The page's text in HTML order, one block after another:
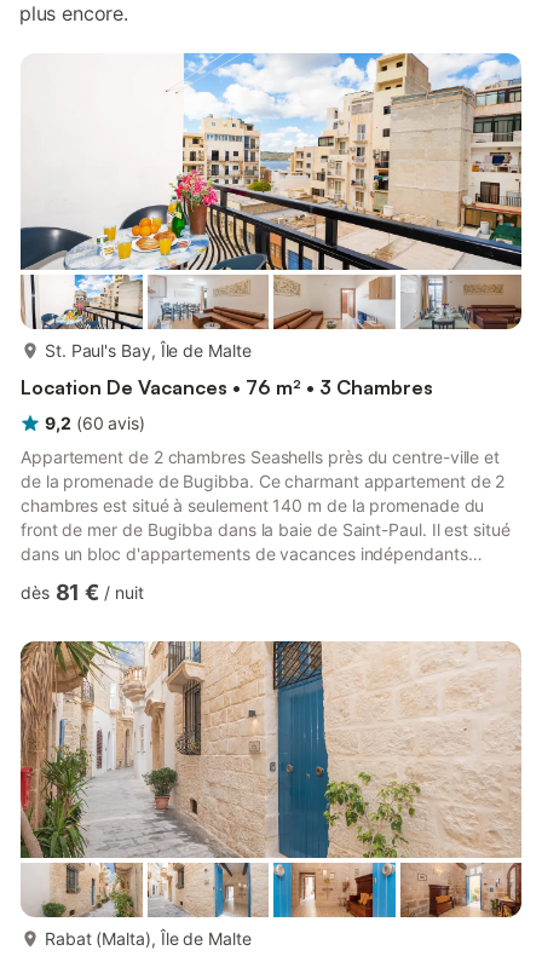
plus encore.
St. Paul's Bay, Île de Malte
Location De Vacances • 76 m² • 3 Chambres
9,2 (60 avis)
Appartement de 2 chambres Seashells près du centre-ville et
de la promenade de Bugibba. Ce charmant appartement de 2
chambres est situé à seulement 140 m de la promenade du
front de mer de Bugibba dans la baie de Saint-Paul. Il est situé
dans un bloc d'appartements de vacances indépendants
appartement de 70 m² est composé de 2 chambres, une avec
avec douche, une cuisine en L, un coin repas et un salon avec
un canapé-lit. Il peut accueillir jusqu'à 6 personnes. Si vous
causez des...
dès 81 € / nuit
Rabat (Malta), Île de Malte